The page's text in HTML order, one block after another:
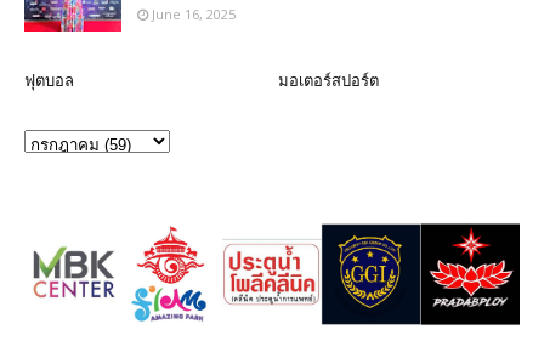
June 16, 2025
ฟุตบอล มอเตอร์สปอร์ต